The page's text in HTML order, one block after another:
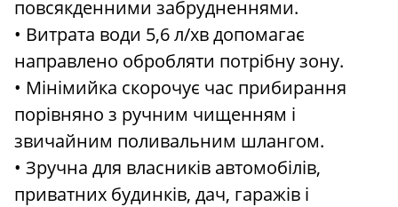
повсякденними забрудненнями.
• Витрата води 5,6 л/хв допомагає
направлено обробляти потрібну зону.
• Мінімийка скорочує час прибирання
порівняно з ручним чищенням і
звичайним поливальним шлангом.
• Зручна для власників автомобілів,
приватних будинків, дач, гаражів і